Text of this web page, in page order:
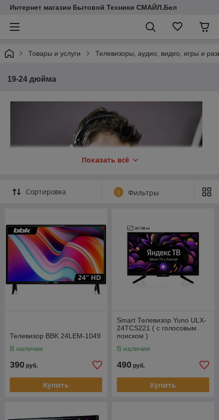
Интернет магазин Бытовой Техники СМАЙЛ.Бел
Товары и услуги Телевизоры, аудио, видео, игры и
19-24 дюйма
Купить телевизор с
доставкой на дом.
Наши консультанты с
удовольствием ответят на
все ваши вопросы и помогут
при выборе тел. +375 29 165-
88-28
Показать всё
Сортировка 0 Фильтры
Телевизор BBK 24LEM-1049
В наличии
390 руб.
Купить
Smart Телевизор Yuno ULX-
24TCS221 ( с голосовым
поиском )
В наличии
490 руб.
Купить